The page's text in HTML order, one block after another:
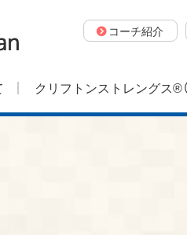
コーチ紹介
クリフトンストレングス®